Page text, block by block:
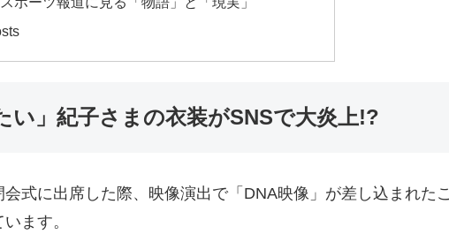
い」紀子さまの衣装がSNSで大炎上!?
式に出席した際、映像演出で「DNA映像」が差し込まれたこ
ます。